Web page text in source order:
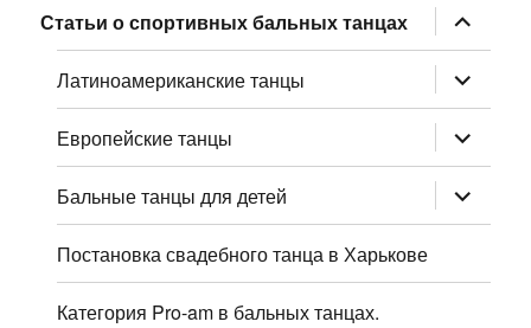
Статьи о спортивных бальных танцах раскрыть
дочернее
меню
Латиноамериканские танцы
раскрыть
дочернее
меню
Европейские танцы
раскрыть
дочернее
меню
Бальные танцы для детей
раскрыть
дочернее
меню
Постановка свадебного танца в Харькове
Категория Pro-am в бальных танцах.